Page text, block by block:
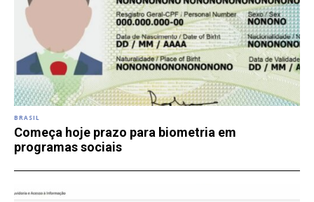
BRASIL
Começa hoje prazo para biometria em
programas sociais